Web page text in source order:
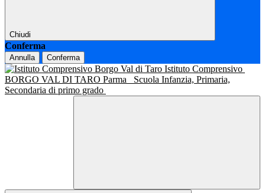
Chiudi
Conferma
Annulla Conferma
Istituto Comprensivo
BORGO VAL DI TARO Parma
Scuola Infanzia, Primaria,
Secondaria di primo grado